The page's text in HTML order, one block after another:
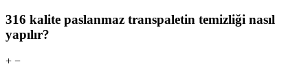
316 kalite paslanmaz transpaletin temizliği nasıl
yapılır?
+ −